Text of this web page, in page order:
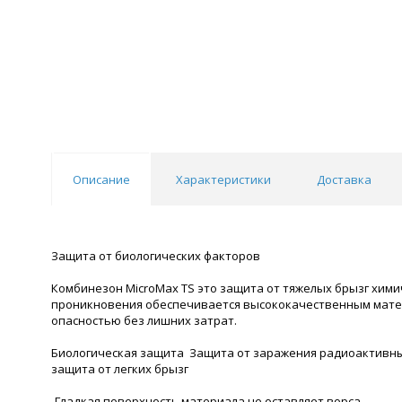
Описание Характеристики Доставка
Защита от биологических факторов
Комбинезон MicroMax TS это защита от тяжелых брызг
проникновения обеспечивается высококачественным
опасностью без лишних затрат.
Биологическая защита Защита от заражения
защита от легких брызг